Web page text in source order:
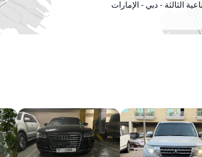
الثالثة - دبي - الإمارات